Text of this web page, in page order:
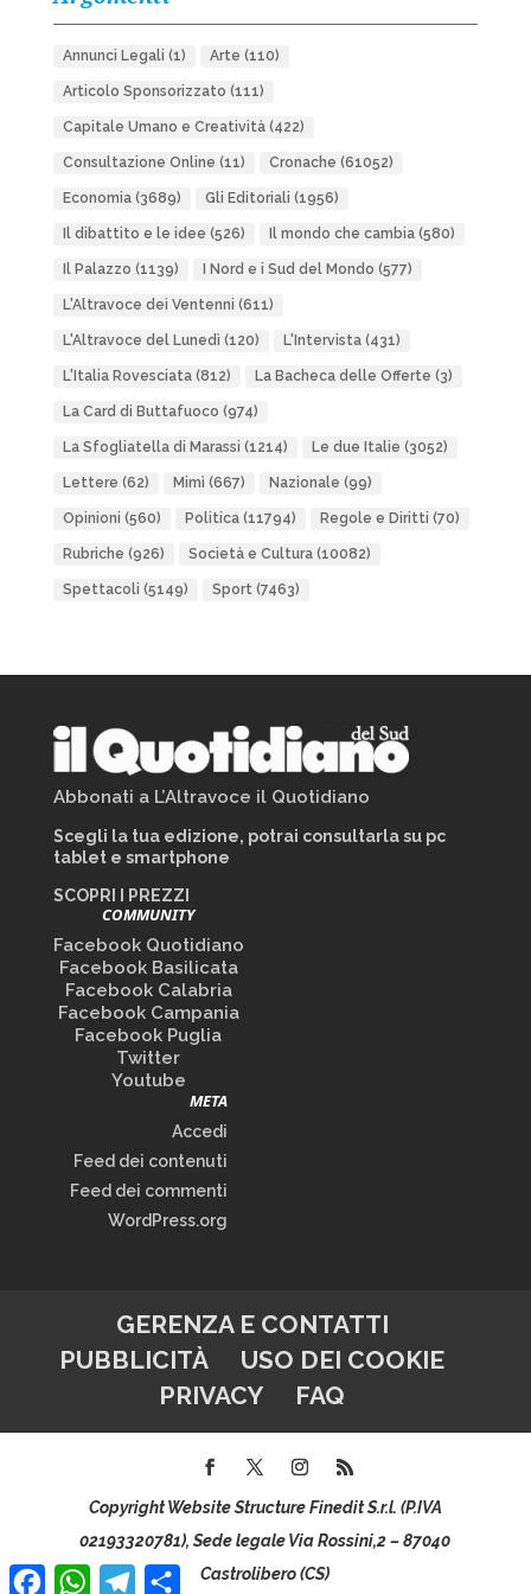
Annunci Legali (1) Arte (110)
Articolo Sponsorizzato (111)
Capitale Umano e Creatività(422)
Consultazione Online (11) Cronache (61052)
Economia(3689) Gli Editoriali (1956)
Il dibattito e le idee (526) Il mondo che cambia(580)
Il Palazzo (1139) I Nord e i Sud del Mondo (577)
L'Altravoce dei Ventenni (611)
L'Altravoce del Lunedì (120) L'Intervista(431)
L'Italia Rovesciata(812) La Bacheca delle Offerte (3)
La Card di Buttafuoco (974)
La Sfogliatella di Marassi (1214) Le due Italie (3052)
Lettere (62) Mimì (667) Nazionale (99)
Opinioni (560) Politica(11794) Regole e Diritti (70)
Rubriche (926) Società e Cultura(10082)
Spettacoli (5149) Sport(7463)
Abbonati a L’Altravoce il Quotidiano
Scegli la tua edizione, potrai consultarla su pc
tablet e smartphone
SCOPRI I PREZZI
COMMUNITY
Facebook Quotidiano
Facebook Basilicata
Facebook Calabria
Facebook Campania
Facebook Puglia
Twitter
Youtube
META
Accedi
Feed dei contenuti
Feed dei commenti
WordPress.org
GERENZA E CONTATTI
PUBBLICITÀ
USO DEI COOKIE
PRIVACY
FAQ
Copyright Website Structure Finedit S.r.l. (P.IVA
02193320781), Sede legale Via Rossini,2 – 87040
Castrolibero (CS)
Facebook
WhatsAppTelegram
Condividi